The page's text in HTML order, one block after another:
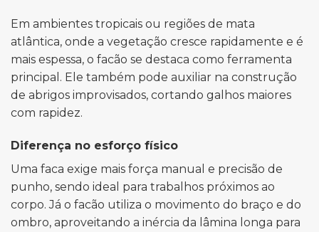
Em ambientes tropicais ou regiões de mata
atlântica, onde a vegetação cresce rapidamente e é
mais espessa, o facão se destaca como ferramenta
principal. Ele também pode auxiliar na construção
de abrigos improvisados, cortando galhos maiores
com rapidez.
Diferença no esforço físico
Uma faca exige mais força manual e precisão de
punho, sendo ideal para trabalhos próximos ao
corpo. Já o facão utiliza o movimento do braço e do
ombro, aproveitando a inércia da lâmina longa para